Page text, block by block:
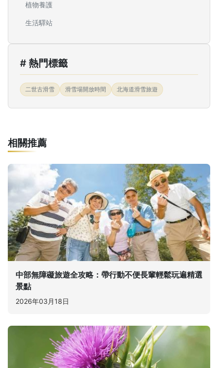
植物養護
生活驛站
# 熱門標籤
二世古滑雪 滑雪場開放時間 北海道滑雪旅遊
相關推薦
中部無障礙旅遊全攻略：帶行動不便長輩輕鬆玩遍精選
景點
2026年03月18日